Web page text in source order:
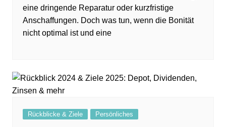
eine dringende Reparatur oder kurzfristige
Anschaffungen. Doch was tun, wenn die Bonität
nicht optimal ist und eine
Rückblicke & Ziele Persönliches